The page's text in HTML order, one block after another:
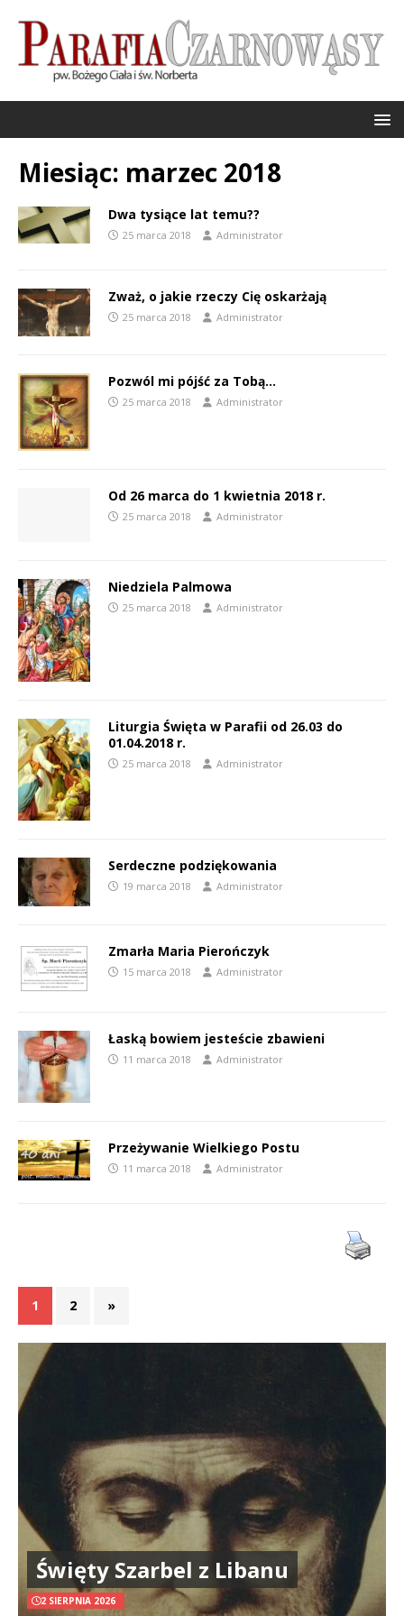
Miesiąc: marzec 2018
Dwa tysiące lat temu??
25 marca 2018 Administrator
Zważ, o jakie rzeczy Cię oskarżają
25 marca 2018 Administrator
Pozwól mi pójść za Tobą…
25 marca 2018 Administrator
Od 26 marca do 1 kwietnia 2018 r.
25 marca 2018 Administrator
Niedziela Palmowa
25 marca 2018 Administrator
Liturgia Święta w Parafii od 26.03 do
01.04.2018 r.
25 marca 2018 Administrator
Serdeczne podziękowania
19 marca 2018 Administrator
Zmarła Maria Pierończyk
15 marca 2018 Administrator
Łaską bowiem jesteście zbawieni
11 marca 2018 Administrator
Przeżywanie Wielkiego Postu
11 marca 2018 Administrator
1 2 »
Święty Szarbel z Libanu
2 SIERPNIA 2026